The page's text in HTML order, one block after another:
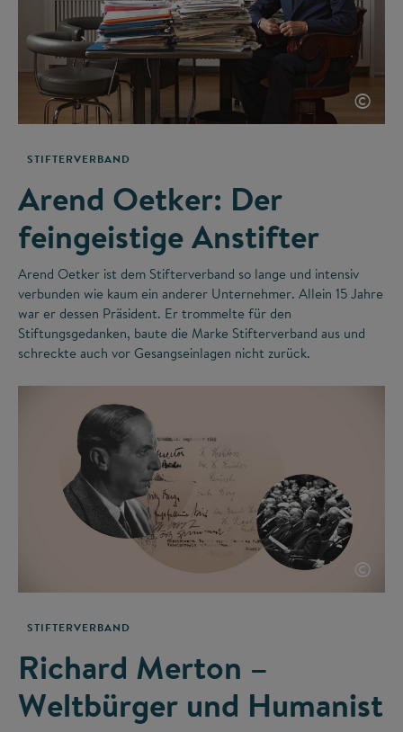
©
STIFTERVERBAND
Arend Oetker: Der
feingeistige Anstifter
Arend Oetker ist dem Stifterverband so lange und intensiv
verbunden wie kaum ein anderer Unternehmer. Allein 15 Jahre
war er dessen Präsident. Er trommelte für den
Stiftungsgedanken, baute die Marke Stifterverband aus und
schreckte auch vor Gesangseinlagen nicht zurück.
©
STIFTERVERBAND
Richard Merton –
Weltbürger und Humanist